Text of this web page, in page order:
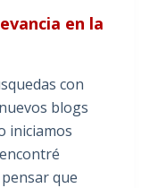
en la
con
blogs
iniciamos
que